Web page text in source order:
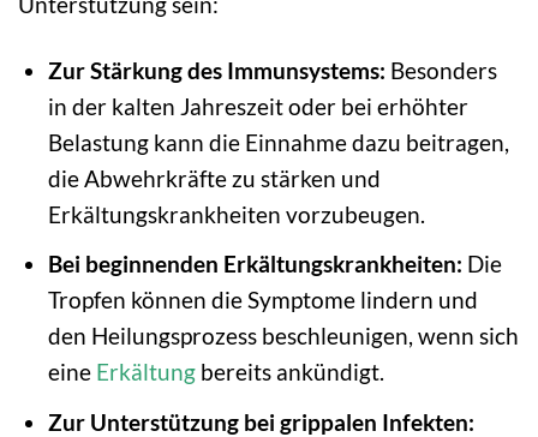
Zur Stärkung des Immunsystems: Besonders
in der kalten Jahreszeit oder bei erhöhter
Belastung kann die Einnahme dazu beitragen,
die Abwehrkräfte zu stärken und
Erkältungskrankheiten vorzubeugen.
Bei beginnenden Erkältungskrankheiten: Die
Tropfen können die Symptome lindern und
den Heilungsprozess beschleunigen, wenn sich
eine Erkältungbereits ankündigt.
Zur Unterstützung bei grippalen Infekten: